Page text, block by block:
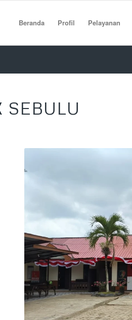
Beranda Profil Pelayanan
SEBULU